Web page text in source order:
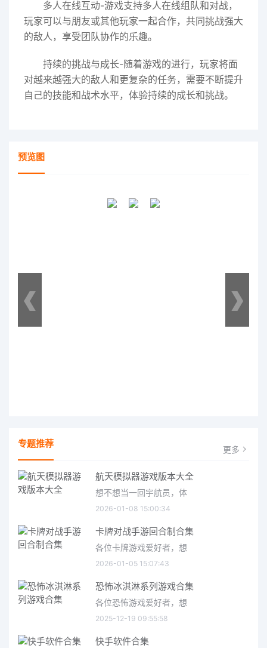
多人在线互动-游戏支持多人在线组队和对战，
玩家可以与朋友或其他玩家一起合作，共同挑战强大
的敌人，享受团队协作的乐趣。
持续的挑战与成长-随着游戏的进行，玩家将面
对越来越强大的敌人和更复杂的任务，需要不断提升
自己的技能和战术水平，体验持续的成长和挑战。
预览图
专题推荐 更多
航天模拟器游戏版本大全
想不想当一回宇航员，体
2026-01-08 15:00:34
卡牌对战手游回合制合集
各位卡牌游戏爱好者，想
2026-01-05 15:07:43
恐怖冰淇淋系列游戏合集
各位恐怖游戏爱好者，想
2025-12-19 09:55:58
快手软件合集